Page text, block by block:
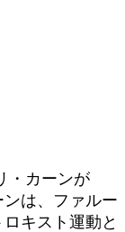
・カーンが
は、ファルー
キスト運動と